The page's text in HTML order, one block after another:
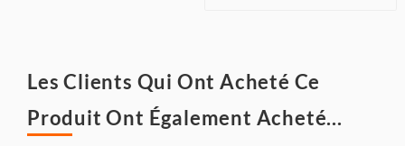
Les Clients Qui Ont Acheté Ce
Produit Ont Également Acheté...